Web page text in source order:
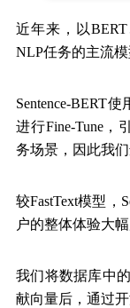
近年来，以
NLP任务的主流模
Sentence-BERT
进行Fine-Tune，
务场景，因此我
较FastText模型，
户的整体体验大幅
我们将数据库中
献向量后，通过